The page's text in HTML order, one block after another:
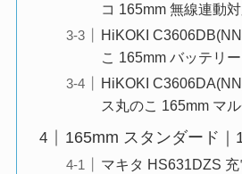
コ 165mm 無線連動
HiKOKI
こ 165mm バッテリ
HiKOKI
ス丸のこ 165mm マ
165mm スタンダード｜
マキタ HS631DZS